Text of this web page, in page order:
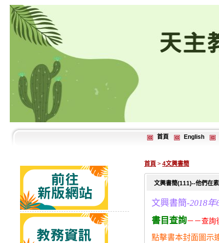
首頁 English
首頁 > 4文興書簡
文興書簡(111)--他們在
文興書簡-2018年
書目查詢－－查詢
點擊書本封面圖示